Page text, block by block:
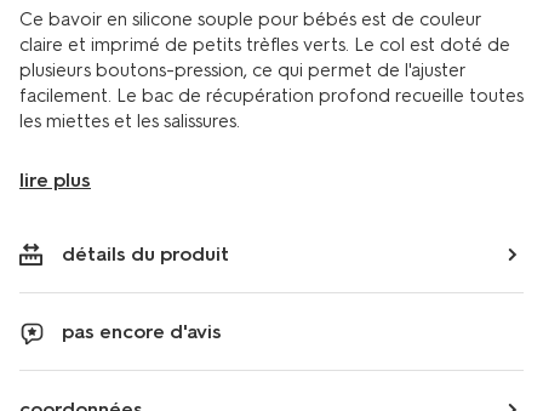
Ce bavoir en silicone souple pour bébés est de couleur
claire et imprimé de petits trèfles verts. Le col est doté de
plusieurs boutons-pression, ce qui permet de l'ajuster
facilement. Le bac de récupération profond recueille toutes
les miettes et les salissures.
lire plus
détails du produit
pas encore d'avis